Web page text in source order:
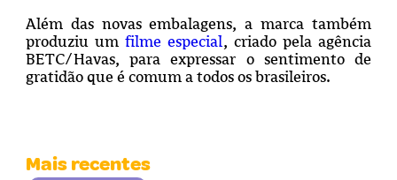
Além das novas embalagens, a marca também
produziu umfilme especial, criado pela agência
BETC/Havas, para expressar o sentimento de
gratidão que é comum a todos os brasileiros.
Mais recentes